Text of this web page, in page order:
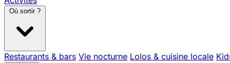
Où sortir ?
Restaurants & bars Vie nocturne Lolos & cuisine locale